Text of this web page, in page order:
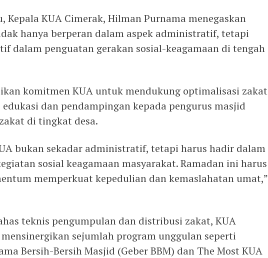
Kepala KUA Cimerak, Hilman Purnama menegaskan
hanya berperan dalam aspek administratif, tetapi
dalam penguatan gerakan sosial-keagamaan di tengah
komitmen KUA untuk mendukung optimalisasi zakat
dan pendampingan kepada pengurus masjid
di tingkat desa.
bukan sekadar administratif, tetapi harus hadir dalam
sosial keagamaan masyarakat. Ramadan ini harus
memperkuat kepedulian dan kemaslahatan umat,”
teknis pengumpulan dan distribusi zakat, KUA
sejumlah program unggulan seperti
Bersih-Bersih Masjid (Geber BBM) dan The Most KUA